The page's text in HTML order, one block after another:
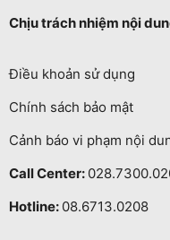
Chịu trách nhiệm nội
Điều khoản sử dụng
Chính sách bảo mật
Cảnh báo vi phạm nội
Call Center:
Hotline: 08.6713.0208